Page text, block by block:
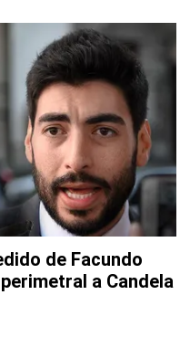
de Facundo
a Candela